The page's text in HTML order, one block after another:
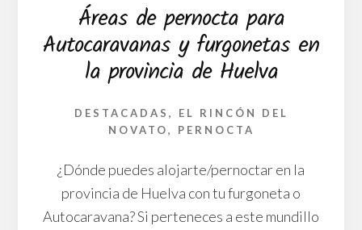
Áreas de pernocta para
Autocaravanas y furgonetas en
la provincia de Huelva
DESTACADAS , EL RINCÓN DEL
NOVATO, PERNOCTA
¿Dónde puedes alojarte/pernoctar en la
provincia de Huelva con tu furgoneta o
Autocaravana? Si perteneces a este mundillo